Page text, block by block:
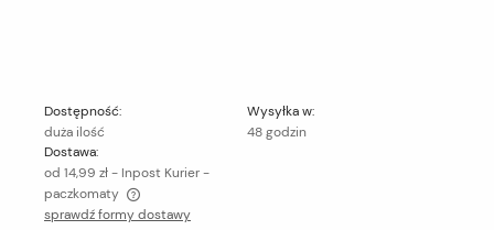
Dostępność:
duża ilość
Wysyłka w:
48 godzin
Dostawa:
od 14,99 zł- Inpost Kurier -
paczkomaty
Cena nie zawiera ewentualnych kosztów płatności
sprawdź formy dostawy